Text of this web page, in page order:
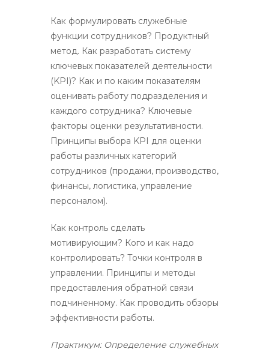
Как формулировать служебные
функции сотрудников? Продуктный
метод. Как разработать систему
ключевых показателей деятельности
(KPI)? Как и по каким показателям
оценивать работу подразделения и
каждого сотрудника? Ключевые
факторы оценки результативности.
Принципы выбора KPI для оценки
работы различных категорий
сотрудников (продажи, производство,
финансы, логистика, управление
персоналом).
Как контроль сделать
мотивирующим? Кого и как надо
контролировать? Точки контроля в
управлении. Принципы и методы
предоставления обратной связи
подчиненному. Как проводить обзоры
эффективности работы.
Практикум: Определение служебных